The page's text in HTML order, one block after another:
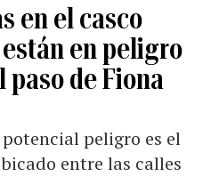
en el casco
en peligro
paso de Fiona
peligro es el
entre las calles